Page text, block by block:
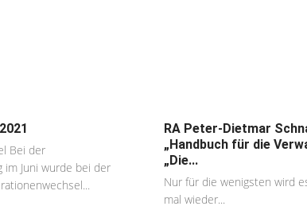
Bei der
im Juni wurde bei der
RA Peter-Dietmar
„Handbuch für die
„Die...
Nur für die wenigsten wird
mal wieder...